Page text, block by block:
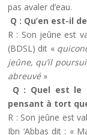
pas avaler d’eau.
Q : Qu’en est-il
R : Son jeûne est
(BDSL) dit «
jeûne, qu’il
abreuvé»
Q : Quel est
pensant à tort
R : Son jeûne est
Ibn ‘Abbas dit : «